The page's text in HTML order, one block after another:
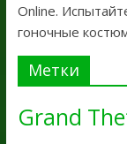
Online.
гоночные
Метки
Grand